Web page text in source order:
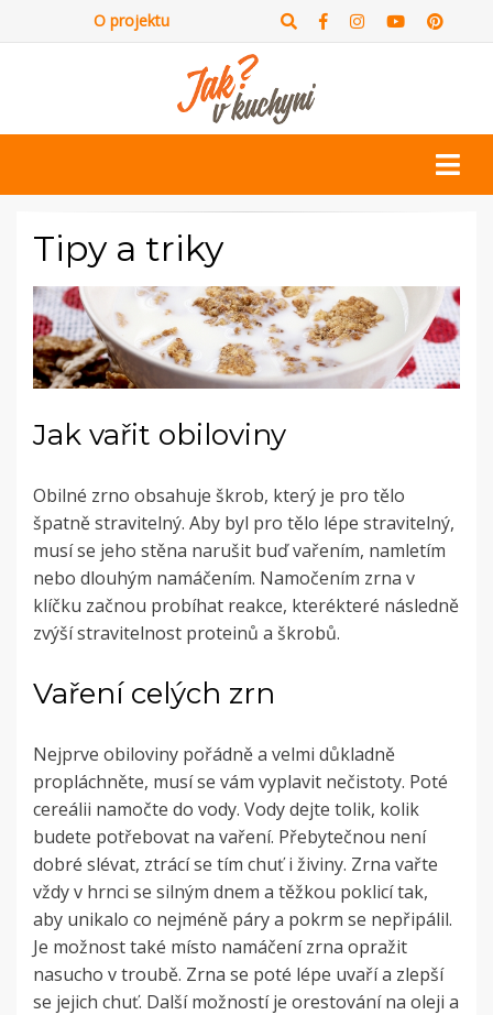
O projektu
Tipy a triky
Jak vařit obiloviny
Obilné zrno obsahuje škrob, který je pro tělo
špatně stravitelný. Aby byl pro tělo lépe stravitelný,
musí se jeho stěna narušit buď vařením, namletím
nebo dlouhým namáčením. Namočením zrna v
klíčku začnou probíhat reakce, kterékteré následně
zvýší stravitelnost proteinů a škrobů.
Vaření celých zrn
Nejprve obiloviny pořádně a velmi důkladně
propláchněte, musí se vám vyplavit nečistoty. Poté
cereálii namočte do vody. Vody dejte tolik, kolik
budete potřebovat na vaření. Přebytečnou není
dobré slévat, ztrácí se tím chuť i živiny. Zrna vařte
vždy v hrnci se silným dnem a těžkou poklicí tak,
aby unikalo co nejméně páry a pokrm se nepřipálil.
Je možnost také místo namáčení zrna opražit
nasucho v troubě. Zrna se poté lépe uvaří a zlepší
se jejich chuť. Další možností je orestování na oleji a